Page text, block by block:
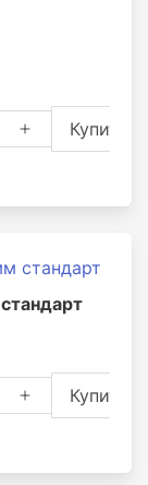
Купить
Купить